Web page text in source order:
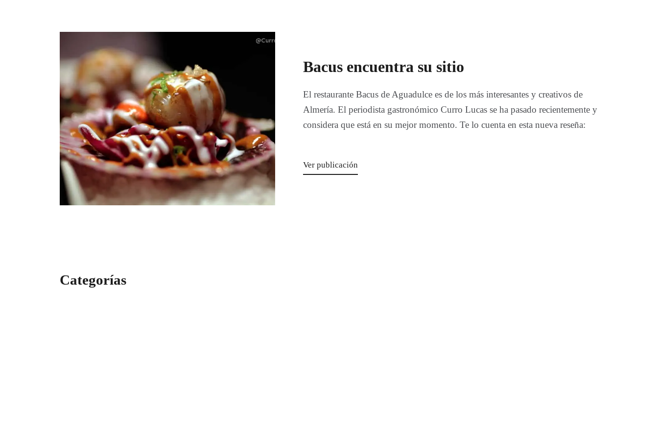
Bacus encuentra su sitio
El restaurante Bacus de Aguadulce es de los más interesantes y creativos de
Almería. El periodista gastronómico Curro Lucas se ha pasado recientemente y
considera que está en su mejor momento. Te lo cuenta en esta nueva reseña:
Ver publicación
Categorías